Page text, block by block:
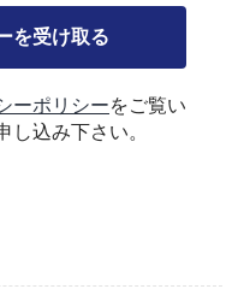
ーポリシーをご覧い
し込み下さい。